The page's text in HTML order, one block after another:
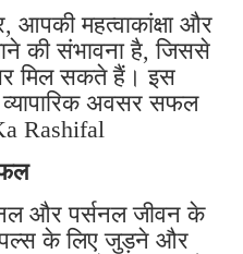
आपकी महत्वाकांक्षा और
की संभावना है, जिससे
मिल सकते हैं। इस
अवसर सफल
Rashifal
और पर्सनल जीवन के
के लिए जुड़ने और